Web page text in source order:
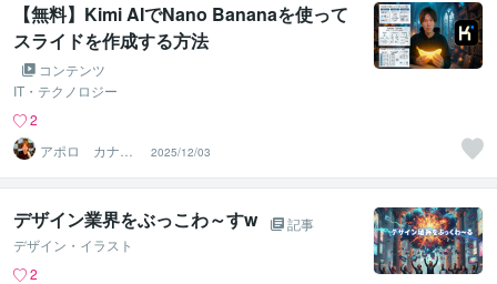
【無料】Kimi AIでNano Bananaを使って
スライドを作成する方法
コンテンツ
IT・テクノロジー
2
アポロ カナダ
在住起業家☑️
2025/12/03
デザイン業界をぶっこわ～すw
記事
デザイン・イラスト
2